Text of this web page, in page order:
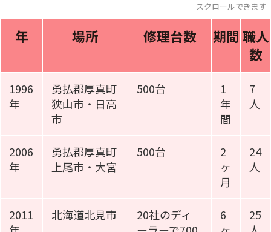
スクロールできま
年 場所 修理台数 期間 職人
数
1996
年
勇払郡厚真町
狭山市・日高
市
500台
1
年
間
7
人
2006
年
勇払郡厚真町
上尾市・大宮
500台
2
ヶ
月
24
人
2011
北海道北見市
20社のディ
6
25